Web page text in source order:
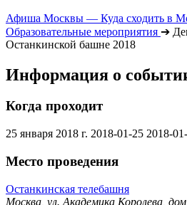
Афиша Москвы — Куда сходить в
Образовательные мероприятия ➔
Останкинской башне 2018
Информация о
Когда проходит
25 января 2018 г. 2018-01-25 2018-
Место проведения
Останкинская телебашня
Москва, ул. Академика Королева,